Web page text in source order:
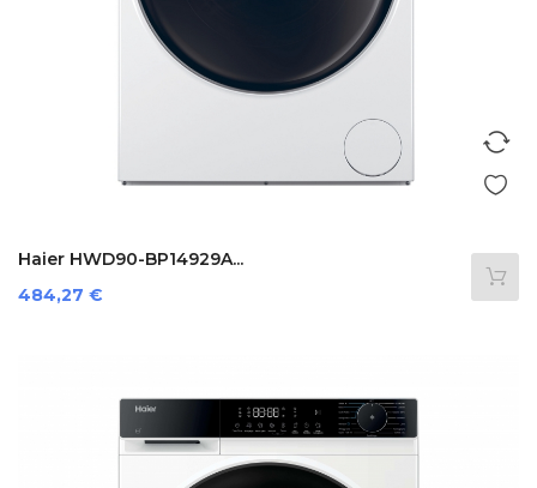
Haier HWD90-BP14929A...
Preis
484,27 €